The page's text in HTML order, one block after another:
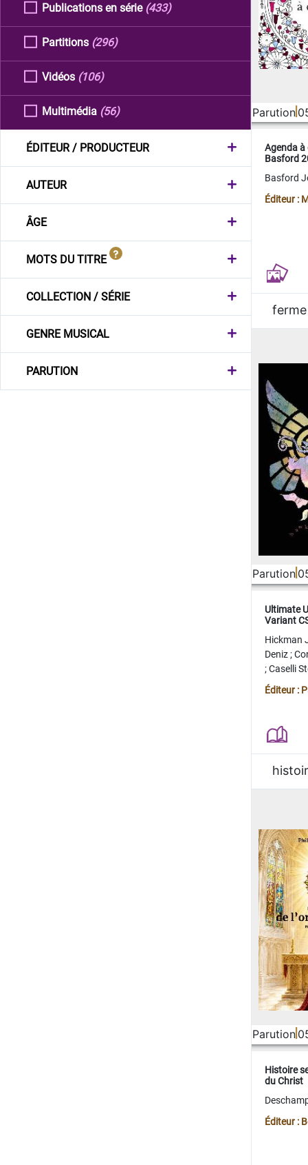
Publications en série (433)
Partitions (296)
Vidéos (106)
Multimédia (56)
ÉDITEUR / PRODUCTEUR
AUTEUR
ÂGE
MOTS DU TITRE
COLLECTION / SÉRIE
GENRE MUSICAL
PARUTION
Parution
Agenda
Basford
Basford
Éditeur :
ferme
Parution
Ultimate
Variant
Hickman
Deniz;
;Caselli
Juan
Éditeur :
Parution
Histoire
du Christ
Éditeur :